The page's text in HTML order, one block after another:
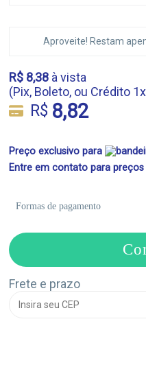
Aproveite! Restam
R$ 8,38 à vista
(Pix, Boleto, ou Crédito
R$ 8,82
Preço exclusivo para
Entre em contato para preços
Formas de pagamento
Frete e prazo